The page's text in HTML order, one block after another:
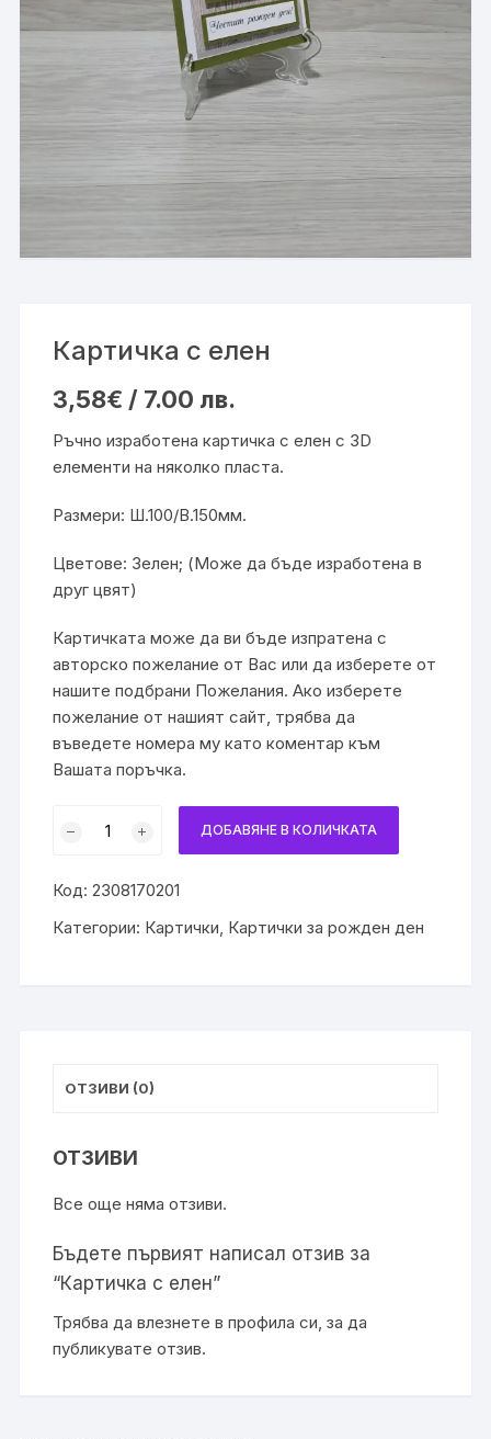
Картичка с елен
3,58€ / 7.00 лв.
Ръчно изработена картичка с елен с 3D
елементи на няколко пласта.
Размери: Ш.100/В.150мм.
Цветове: Зелен; (Може да бъде изработена в
друг цвят)
Картичката може да ви бъде изпратена с
авторско пожелание от Вас или да изберете от
нашите подбрани Пожелания. Ако изберете
пожелание от нашият сайт, трябва да
въведете номера му като коментар към
Вашата поръчка.
с
елен
ДОБАВЯНЕ В КОЛИЧКАТА
Код:2308170201
Категории: Картички, Картички за рожден ден
ОТЗИВИ (0)
ОТЗИВИ
Все още няма отзиви.
Бъдете първият написал отзив за
“Картичка с елен”
Трябва давлезнете в профила си, за да
публикувате отзив.